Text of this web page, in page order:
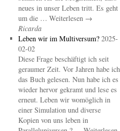
neues in unser Leben tritt. Es geht
um die … Weiterlesen →
Ricarda
Leben wir im Multiversum? 2025-
02-02
Diese Frage beschäftigt ich seit
geraumer Zeit. Vor Jahren habe ich
das Buch gelesen. Nun habe ich es
wieder hervor gekramt und lese es
erneut. Leben wir womöglich in
einer Simulation und diverse
Kopien von uns leben in